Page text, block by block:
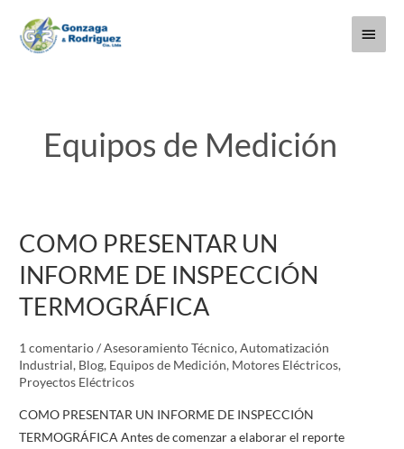
contenido
Menú
Equipos de Medición
COMO PRESENTAR UN
INFORME DE INSPECCIÓN
TERMOGRÁFICA
1 comentario/Asesoramiento Técnico,Automatización
Industrial, Blog, Equipos de Medición, Motores Eléctricos,
Proyectos Eléctricos
COMO PRESENTAR UN INFORME DE INSPECCIÓN
TERMOGRÁFICA Antes de comenzar a elaborar el reporte
COMO
UN
INFORME
INSPECCIÓN
TERMOGRÁFICA